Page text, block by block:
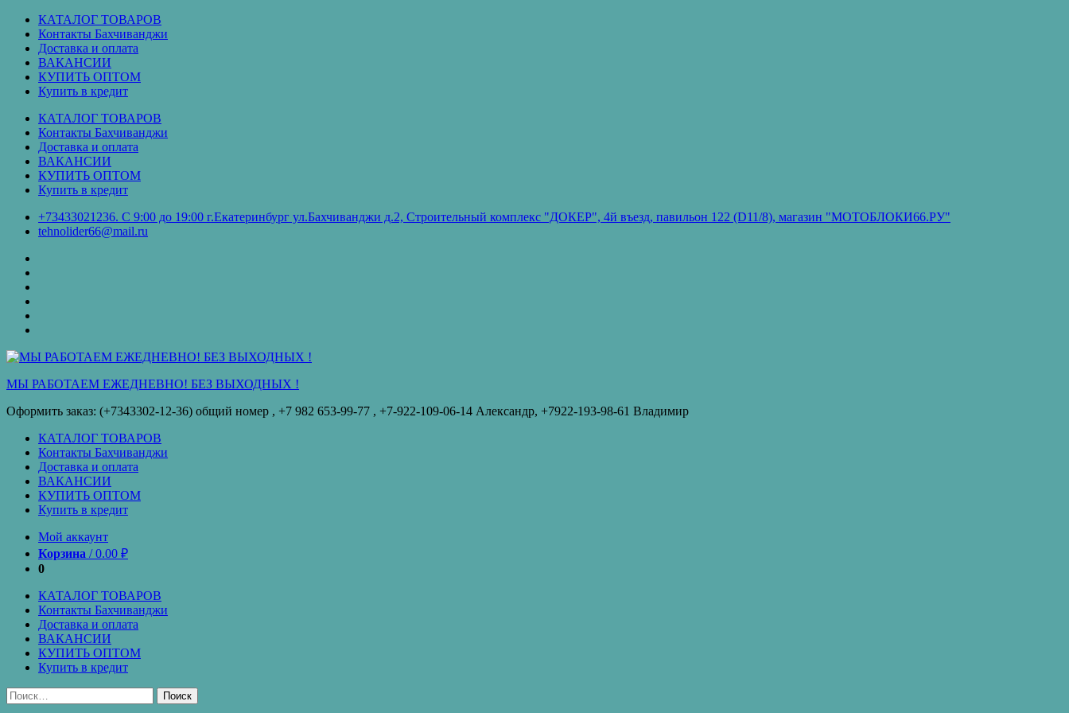
Перейти
содержимому
КАТАЛОГ ТОВАРОВ
Контакты Бахчиванджи
Доставка и оплата
ВАКАНСИИ
КУПИТЬ ОПТОМ
Купить в кредит
КАТАЛОГ ТОВАРОВ
Контакты Бахчиванджи
Доставка и оплата
ВАКАНСИИ
КУПИТЬ ОПТОМ
Купить в кредит
+73433021236. С 9:00 до 19:00 г.Екатеринбург ул.Бахчиванджи д.2, Строительный комплекс "ДОКЕР", 4й въезд, павильон 122 (D11/8), магазин "МОТОБЛОКИ66.РУ"
tehnolider66@mail.ru
кредит
МЫ РАБОТАЕМ ЕЖЕДНЕВНО! БЕЗ ВЫХОДНЫХ !
Оформить заказ: (+7343302-12-36) общий номер , ‪+7 982 653-99-77‬ , +7-922-109-06-14 Александр, +7922-193-98-61 Владимир
КАТАЛОГ ТОВАРОВ
Контакты Бахчиванджи
Доставка и оплата
ВАКАНСИИ
КУПИТЬ ОПТОМ
Купить в кредит
Мой аккаунт
Корзина /0.00 ₽
0
КАТАЛОГ ТОВАРОВ
Контакты Бахчиванджи
Доставка и оплата
ВАКАНСИИ
КУПИТЬ ОПТОМ
Купить в кредит
Найти: